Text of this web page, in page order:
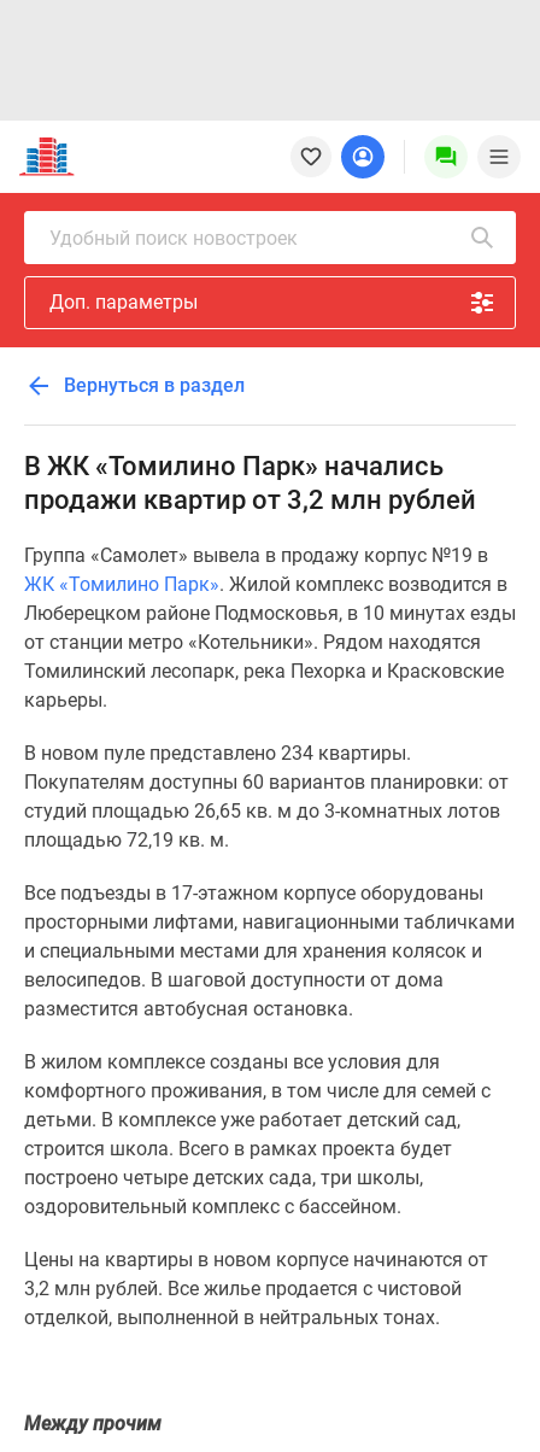
Новостройки
Квартиры
Ипотека
Новостройки
Москвы
Новостройки
Подмосковья
Новостройки
Москвы
Готовые
новостройки
Новостройки
Специальные
предложения
Коммерческие
помещения
Продавцы
застройщики
Панорамы
новостроек
Видеообзор
новостроек
Экспертиза
новостроек
Экология
Москвы
Студии
комнатные
комнатные
Квартиры
карте
ипотека
Удобный поиск новостроек
Доп. параметры
Вернуться в раздел
В ЖК «Томилино Парк» начались
продажи квартир от 3,2 млн рублей
Группа «Самолет» вывела в продажу корпус №19 в
ЖК «Томилино Парк». Жилой комплекс возводится в
Люберецком районе Подмосковья, в 10 минутах езды
от станции метро «Котельники». Рядом находятся
Томилинский лесопарк, река Пехорка и Красковские
карьеры.
В новом пуле представлено 234 квартиры.
Покупателям доступны 60 вариантов планировки: от
студий площадью 26,65 кв. м до 3-комнатных лотов
площадью 72,19 кв. м.
Все подъезды в 17-этажном корпусе оборудованы
просторными лифтами, навигационными табличками
и специальными местами для хранения колясок и
велосипедов. В шаговой доступности от дома
разместится автобусная остановка.
В жилом комплексе созданы все условия для
комфортного проживания, в том числе для семей с
детьми. В комплексе уже работает детский сад,
строится школа. Всего в рамках проекта будет
построено четыре детских сада, три школы,
оздоровительный комплекс с бассейном.
Цены на квартиры в новом корпусе начинаются от
3,2 млн рублей. Все жилье продается с чистовой
отделкой, выполненной в нейтральных тонах.
Между прочим